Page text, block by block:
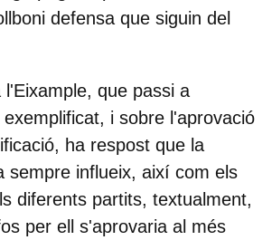
defensa que siguin del
l'Eixample, que passi a
i sobre l'aprovació
ha respost que la
sempre influeix, així com els
diferents partits, textualment,
per ell s'aprovaria al més